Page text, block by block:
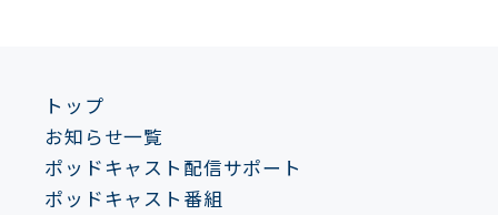
トップ
お知らせ一覧
ポッドキャスト配信サポート
ポッドキャスト番組